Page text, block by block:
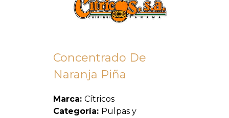
Concentrado De
Naranja Piña
Marca: Cítricos
Categoría: Pulpas y